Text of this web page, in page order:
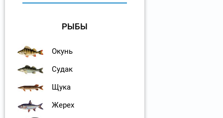
РЫБЫ
Окунь
Судак
Щука
Жерех